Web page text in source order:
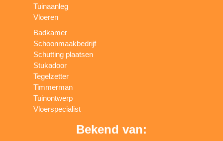
Tuinaanleg
Vloeren
Badkamer
Schoonmaakbedrijf
Schutting plaatsen
Stukadoor
Tegelzetter
Timmerman
Tuinontwerp
Vloerspecialist
Bekend van: